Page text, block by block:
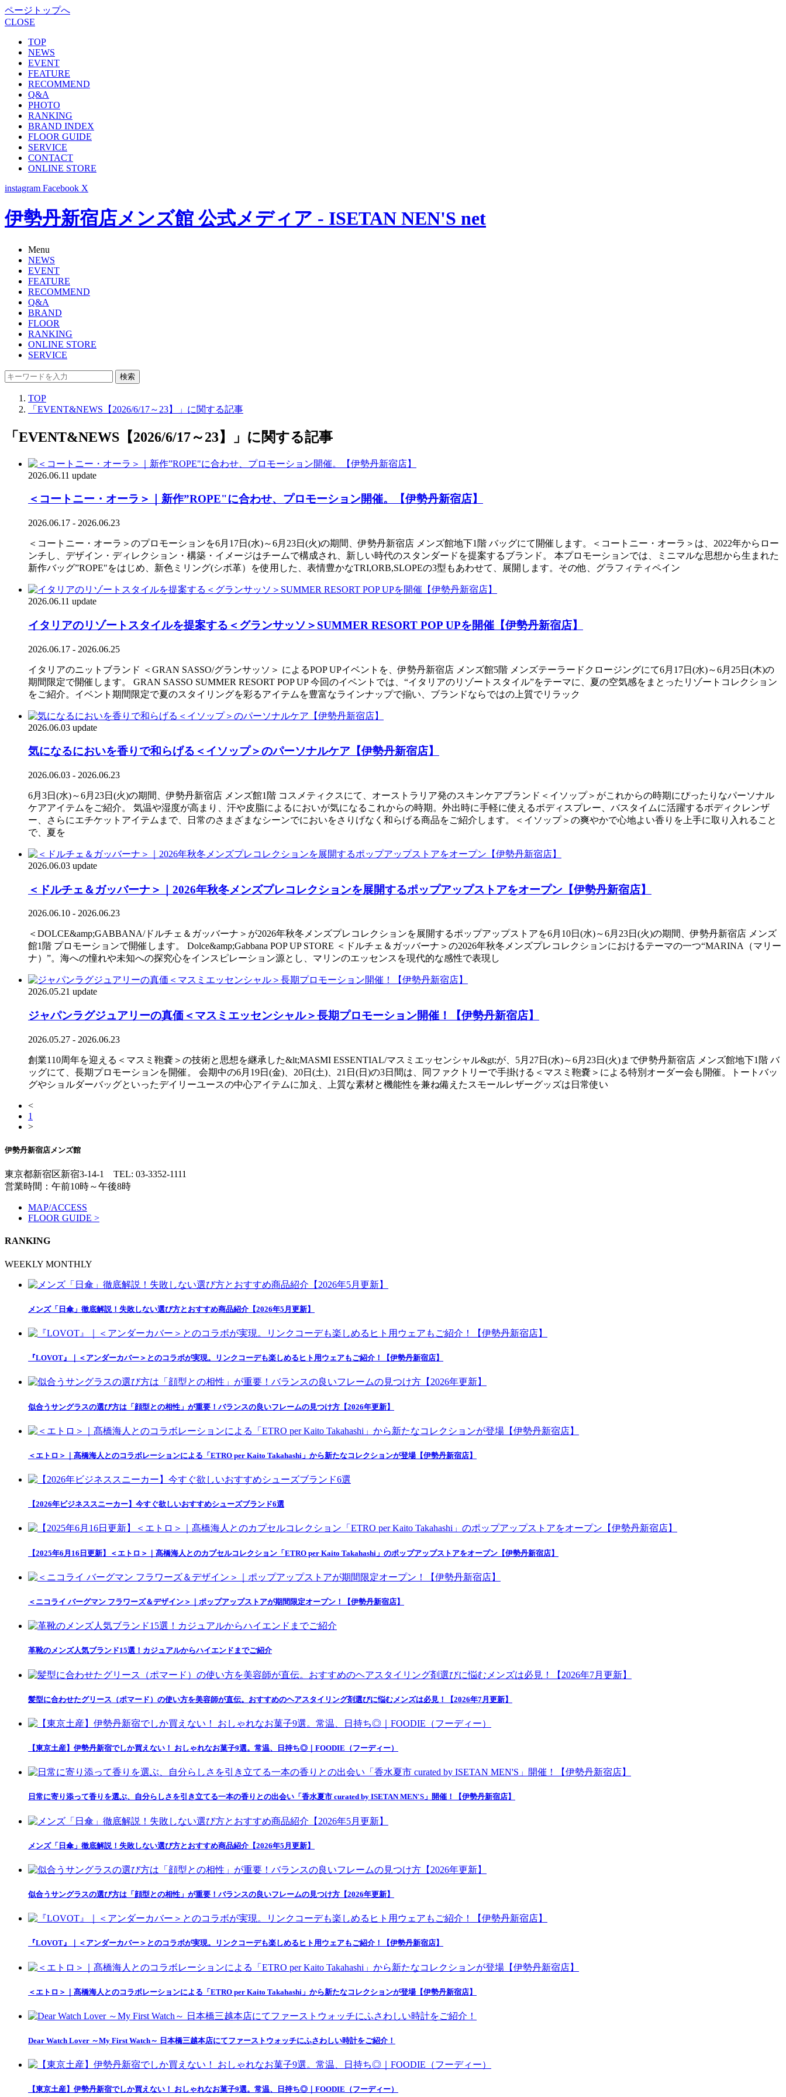
ページトップへ
CLOSE
TOP
NEWS
EVENT
FEATURE
RECOMMEND
Q&A
PHOTO
RANKING
BRAND INDEX
FLOOR GUIDE
SERVICE
CONTACT
ONLINE STORE
instagram Facebook X
伊勢丹新宿店メンズ館 公式メディア - ISETAN NEN'S net
Menu
NEWS
EVENT
FEATURE
RECOMMEND
Q&A
BRAND
FLOOR
RANKING
ONLINE STORE
SERVICE
検索
TOP
「EVENT&NEWS【2026/6/17～23】」に関する記事
「EVENT&NEWS【2026/6/17～23】」に関する記事
2026.06.11 update
＜コートニー・オーラ＞｜新作”ROPE"に合わせ、プロモーション開催。【伊勢丹新宿店】
2026.06.17 - 2026.06.23
＜コートニー・オーラ＞のプロモーションを6月17日(水)～6月23日(火)の期間、伊勢丹新宿店 メンズ館地下1階 バッグにて開催します。＜コートニー・オーラ＞は、2022年からロー
ンチし、デザイン・ディレクション・構築・イメージはチームで構成され、新しい時代のスタンダードを提案するブランド。 本プロモーションでは、ミニマルな思想から生まれた
新作バッグ”ROPE"をはじめ、新色ミリング(シボ革）を使用した、表情豊かなTRI,ORB,SLOPEの3型もあわせて、展開します。その他、グラフィティペイン
2026.06.11 update
イタリアのリゾートスタイルを提案する＜グランサッソ＞SUMMER RESORT POP UPを開催【伊勢丹新宿店】
2026.06.17 - 2026.06.25
イタリアのニットブランド ＜GRAN SASSO/グランサッソ＞ によるPOP UPイベントを、伊勢丹新宿店 メンズ館5階 メンズテーラードクロージングにて6月17日(水)～6月25日(木)の
期間限定で開催します。 GRAN SASSO SUMMER RESORT POP UP 今回のイベントでは、“イタリアのリゾートスタイル”をテーマに、夏の空気感をまとったリゾートコレクション
をご紹介。イベント期間限定で夏のスタイリングを彩るアイテムを豊富なラインナップで揃い、ブランドならではの上質でリラック
2026.06.03 update
気になるにおいを香りで和らげる＜イソップ＞のパーソナルケア【伊勢丹新宿店】
2026.06.03 - 2026.06.23
6月3日(水)～6月23日(火)の期間、伊勢丹新宿店 メンズ館1階 コスメティクスにて、オーストラリア発のスキンケアブランド＜イソップ＞がこれからの時期にぴったりなパーソナル
ケアアイテムをご紹介。 気温や湿度が高まり、汗や皮脂によるにおいが気になるこれからの時期。外出時に手軽に使えるボディスプレー、バスタイムに活躍するボディクレンザ
ー、さらにエチケットアイテムまで、日常のさまざまなシーンでにおいをさりげなく和らげる商品をご紹介します。＜イソップ＞の爽やかで心地よい香りを上手に取り入れること
で、夏を
2026.06.03 update
＜ドルチェ＆ガッバーナ＞｜2026年秋冬メンズプレコレクションを展開するポップアップストアをオープン【伊勢丹新宿店】
2026.06.10 - 2026.06.23
＜DOLCE&amp;GABBANA/ドルチェ＆ガッバーナ＞が2026年秋冬メンズプレコレクションを展開するポップアップストアを6月10日(水)～6月23日(火)の期間、伊勢丹新宿店 メンズ
館1階 プロモーションで開催します。 Dolce&amp;Gabbana POP UP STORE ＜ドルチェ＆ガッバーナ＞の2026年秋冬メンズプレコレクションにおけるテーマの一つ“MARINA（マリー
ナ）”。海への憧れや未知への探究心をインスピレーション源とし、マリンのエッセンスを現代的な感性で表現し
2026.05.21 update
ジャパンラグジュアリーの真価＜マスミエッセンシャル＞長期プロモーション開催！【伊勢丹新宿店】
2026.05.27 - 2026.06.23
創業110周年を迎える＜マスミ鞄嚢＞の技術と思想を継承した&lt;MASMI ESSENTIAL/マスミエッセンシャル&gt;が、5月27日(水)～6月23日(火)まで伊勢丹新宿店 メンズ館地下1階 バ
ッグにて、長期プロモーションを開催。 会期中の6月19日(金)、20日(土)、21日(日)の3日間は、同ファクトリーで手掛ける＜マスミ鞄嚢＞による特別オーダー会も開催。トートバッ
グやショルダーバッグといったデイリーユースの中心アイテムに加え、上質な素材と機能性を兼ね備えたスモールレザーグッズは日常使い
<
1
>
伊勢丹新宿店メンズ館
東京都新宿区新宿3-14-1 TEL: 03-3352-1111
営業時間：午前10時～午後8時
MAP/ACCESS
FLOOR GUIDE >
RANKING
WEEKLY MONTHLY
メンズ「日傘」徹底解説！失敗しない選び方とおすすめ商品紹介【2026年5月更新】
『LOVOT』｜＜アンダーカバー＞とのコラボが実現。リンクコーデも楽しめるヒト用ウェアもご紹介！【伊勢丹新宿店】
似合うサングラスの選び方は「顔型との相性」が重要！バランスの良いフレームの見つけ方【2026年更新】
＜エトロ＞｜髙橋海人とのコラボレーションによる「ETRO per Kaito Takahashi」から新たなコレクションが登場【伊勢丹新宿店】
【2026年ビジネススニーカー】今すぐ欲しいおすすめシューズブランド6選
【2025年6月16日更新】＜エトロ＞｜髙橋海人とのカプセルコレクション「ETRO per Kaito Takahashi」のポップアップストアをオープン【伊勢丹新宿店】
＜ニコライ バーグマン フラワーズ＆デザイン＞｜ポップアップストアが期間限定オープン！【伊勢丹新宿店】
革靴のメンズ人気ブランド15選！カジュアルからハイエンドまでご紹介
髪型に合わせたグリース（ポマード）の使い方を美容師が直伝。おすすめのヘアスタイリング剤選びに悩むメンズは必見！【2026年7月更新】
【東京土産】伊勢丹新宿でしか買えない！ おしゃれなお菓子9選。常温、日持ち◎｜FOODIE（フーディー）
日常に寄り添って香りを選ぶ、自分らしさを引き立てる一本の香りとの出会い「香水夏市 curated by ISETAN MEN'S」開催！【伊勢丹新宿店】
メンズ「日傘」徹底解説！失敗しない選び方とおすすめ商品紹介【2026年5月更新】
似合うサングラスの選び方は「顔型との相性」が重要！バランスの良いフレームの見つけ方【2026年更新】
『LOVOT』｜＜アンダーカバー＞とのコラボが実現。リンクコーデも楽しめるヒト用ウェアもご紹介！【伊勢丹新宿店】
＜エトロ＞｜髙橋海人とのコラボレーションによる「ETRO per Kaito Takahashi」から新たなコレクションが登場【伊勢丹新宿店】
Dear Watch Lover ～My First Watch～ 日本橋三越本店にてファーストウォッチにふさわしい時計をご紹介！
【東京土産】伊勢丹新宿でしか買えない！ おしゃれなお菓子9選。常温、日持ち◎｜FOODIE（フーディー）